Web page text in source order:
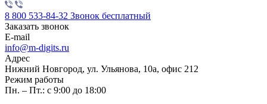
8 800 533-84-32 Звонок бесплатный
Заказать звонок
E-mail
info@m-digits.ru
Адрес
Нижний Новгород, ул. Ульянова, 10а, офис 212
Режим работы
Пн. – Пт.: с 9:00 до 18:00